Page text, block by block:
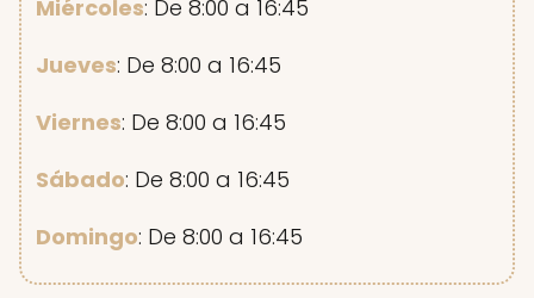
Miércoles: De 8:00 a 16:45
Jueves: De 8:00 a 16:45
Viernes: De 8:00 a 16:45
Sábado: De 8:00 a 16:45
Domingo: De 8:00 a 16:45